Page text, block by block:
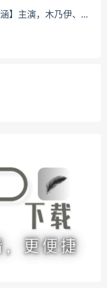
严厉拘束、抚摸玩弄、放置GC